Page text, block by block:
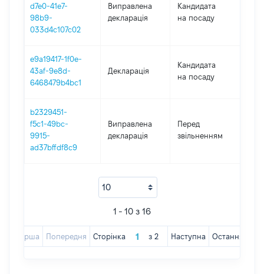
d7e0-41e7-
98b9-
033d4c107c02
Виправлена
декларація
Кандидата
на посаду
e9a19417-1f0e-
43af-9e8d-
6468479b4bc1
Декларація
Кандидата
на посаду
b2329451-
f5c1-49bc-
9915-
ad37bffdf8c9
Виправлена
декларація
Перед
звільненням
1 - 10 з 16
Перша Попередня Сторінка з 2 Наступна Остання